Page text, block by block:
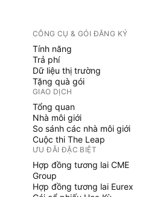
CÔNG CỤ & GÓI ĐĂNG KÝ
Tính năng
Trả phí
Dữ liệu thị trường
Tặng quà gói
GIAO DỊCH
Tổng quan
Nhà môi giới
So sánh các nhà môi giới
Cuộc thi The Leap
ƯU ĐÃI ĐẶC BIỆT
Hợp đồng tương lai CME
Group
Hợp đồng tương lai Eurex